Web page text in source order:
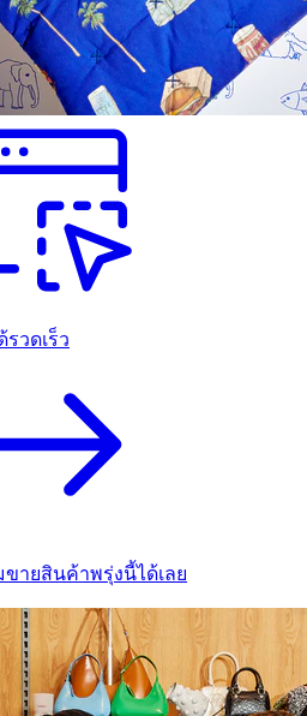
วดเร็ว
ายสินค้าพรุ่งนี้ได้เลย